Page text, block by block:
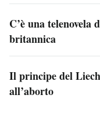
C’è una
britannica
Il principe del
all’aborto